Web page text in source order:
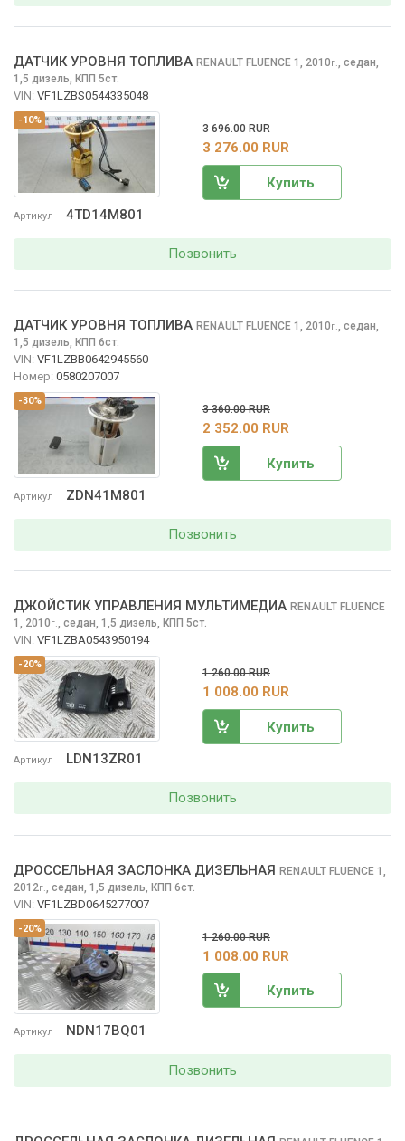
-10%
Артикул 4TD14M801
ДАТЧИК УРОВНЯ ТОПЛИВА RENAULT FLUENCE 1, 2010г., седан,
1,5 дизель, КПП 5ст.
VIN: VF1LZBS0544335048
3 696.00 RUR
3 276.00 RUR
Купить
Позвонить
-30%
Артикул ZDN41M801
ДАТЧИК УРОВНЯ ТОПЛИВА RENAULT FLUENCE 1, 2010г., седан,
1,5 дизель, КПП 6ст.
VIN: VF1LZBB0642945560
Номер: 0580207007
3 360.00 RUR
2 352.00 RUR
Купить
Позвонить
-20%
Артикул LDN13ZR01
ДЖОЙСТИК УПРАВЛЕНИЯ МУЛЬТИМЕДИА RENAULT FLUENCE
1, 2010г., седан, 1,5 дизель, КПП 5ст.
VIN: VF1LZBA0543950194
1 260.00 RUR
1 008.00 RUR
Купить
Позвонить
-20%
Артикул NDN17BQ01
ДРОССЕЛЬНАЯ ЗАСЛОНКА ДИЗЕЛЬНАЯ RENAULT FLUENCE 1,
2012г. седан, 1,5 дизель, КПП 6ст.
VIN: VF1LZBD0645277007
1 260.00 RUR
1 008.00 RUR
Купить
Позвонить